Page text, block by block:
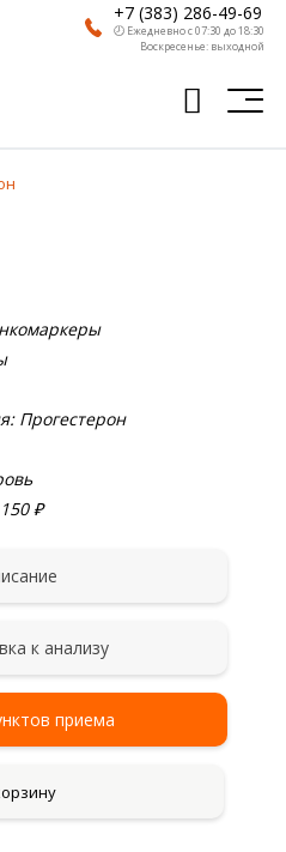
+7 (383) 286-49-69
🕗 Ежедневно с 07:30 до 18:30
Воскресенье: выходной
Прогестерон
₽
к анализу
приема